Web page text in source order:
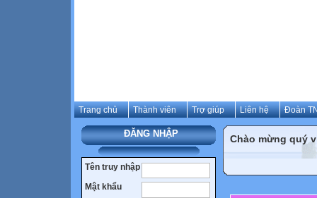
Trang chủ Thành viên Trợ giúp Liên hệ Đoàn
ĐĂNG NHẬP
Tên truy nhập
Mật khẩu
Chào mừng quý